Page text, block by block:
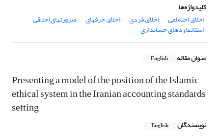
کلیدواژه‌ها
اخلاق اجتماعی
اخلاق فردی اخلاق حرفهای ضرورتهای اخلاقی
استانداردهای حسابداری
عنوان مقاله English
Presenting a model of the position of the Islamic
ethical system in the Iranian accounting standards
setting
نویسندگان English